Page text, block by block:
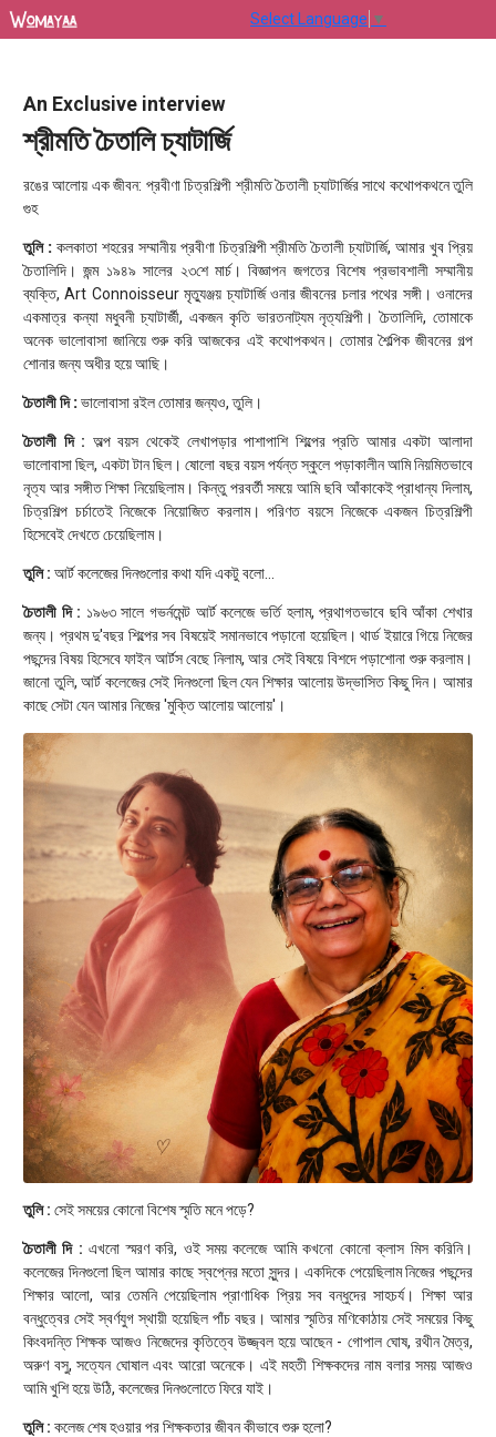
Select Language ▼
An Exclusive interview
শ্রীমতি চৈতালি চ্যাটার্জি
রঙের আলোয় এক জীবন: প্রবীণা চিত্রশিল্পী শ্রীমতি চৈতালী চ্যাটার্জির সাথে কথোপকথনে তুলি
গুহ
তুলি :কলকাতা শহরের সম্মানীয় প্রবীণা চিত্রশিল্পী শ্রীমতি চৈতালী চ্যাটার্জি, আমার খুব প্রিয়
চৈতালিদি। জন্ম ১৯৪৯ সালের ২৩শে মার্চ। বিজ্ঞাপন জগতের বিশেষ প্রভাবশালী সম্মানীয়
ব্যক্তি, Art Connoisseur মৃত্যুঞ্জয় চ্যাটার্জি ওনার জীবনের চলার পথের সঙ্গী। ওনাদের
একমাত্র কন্যা মধুবনী চ্যাটার্জী, একজন কৃতি ভারতনাট্যম নৃত্যশিল্পী। চৈতালিদি, তোমাকে
অনেক ভালোবাসা জানিয়ে শুরু করি আজকের এই কথোপকথন। তোমার শৈল্পিক জীবনের গল্প
শোনার জন্য অধীর হয়ে আছি।
চৈতালী দি :ভালোবাসা রইল তোমার জন্যও, তুলি।
চৈতালী দি : অল্প বয়স থেকেই লেখাপড়ার পাশাপাশি শিল্পের প্রতি আমার একটা আলাদা
ভালোবাসা ছিল, একটা টান ছিল। ষোলো বছর বয়স পর্যন্ত স্কুলে পড়াকালীন আমি নিয়মিতভাবে
নৃত্য আর সঙ্গীত শিক্ষা নিয়েছিলাম। কিন্তু পরবর্তী সময়ে আমি ছবি আঁকাকেই প্রাধান্য দিলাম,
চিত্রশিল্প চর্চাতেই নিজেকে নিয়োজিত করলাম। পরিণত বয়সে নিজেকে একজন চিত্রশিল্পী
হিসেবেই দেখতে চেয়েছিলাম।
তুলি : আর্ট কলেজের দিনগুলোর কথা যদি একটু বলো…
চৈতালী দি : ১৯৬৩ সালে গভর্নমেন্ট আর্ট কলেজে ভর্তি হলাম, প্রথাগতভাবে ছবি আঁকা শেখার
জন্য। প্রথম দু'বছর শিল্পের সব বিষয়েই সমানভাবে পড়ানো হয়েছিল। থার্ড ইয়ারে গিয়ে নিজের
পছন্দের বিষয় হিসেবে ফাইন আর্টস বেছে নিলাম, আর সেই বিষয়ে বিশদে পড়াশোনা শুরু করলাম।
জানো তুলি, আর্ট কলেজের সেই দিনগুলো ছিল যেন শিক্ষার আলোয় উদ্ভাসিত কিছু দিন। আমার
কাছে সেটা যেন আমার নিজের 'মুক্তি আলোয় আলোয়'।
তুলি : সেই সময়ের কোনো বিশেষ স্মৃতি মনে পড়ে?
চৈতালী দি : এখনো স্মরণ করি, ওই সময় কলেজে আমি কখনো কোনো ক্লাস মিস করিনি।
কলেজের দিনগুলো ছিল আমার কাছে স্বপ্নের মতো সুন্দর। একদিকে পেয়েছিলাম নিজের পছন্দের
শিক্ষার আলো, আর তেমনি পেয়েছিলাম প্রাণাধিক প্রিয় সব বন্ধুদের সাহচর্য। শিক্ষা আর
বন্ধুত্বের সেই স্বর্ণযুগ স্থায়ী হয়েছিল পাঁচ বছর। আমার স্মৃতির মণিকোঠায় সেই সময়ের কিছু
কিংবদন্তি শিক্ষক আজও নিজেদের কৃতিত্বে উজ্জ্বল হয়ে আছেন - গোপাল ঘোষ, রথীন মৈত্র,
অরুণ বসু, সত্যেন ঘোষাল এবং আরো অনেকে। এই মহতী শিক্ষকদের নাম বলার সময় আজও
আমি খুশি হয়ে উঠি, কলেজের দিনগুলোতে ফিরে যাই।
তুলি : কলেজ শেষ হওয়ার পর শিক্ষকতার জীবন কীভাবে শুরু হলো?